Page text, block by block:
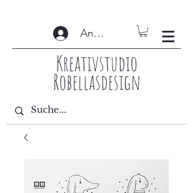
Anmelden
Kreativstudio
Robellasdesign